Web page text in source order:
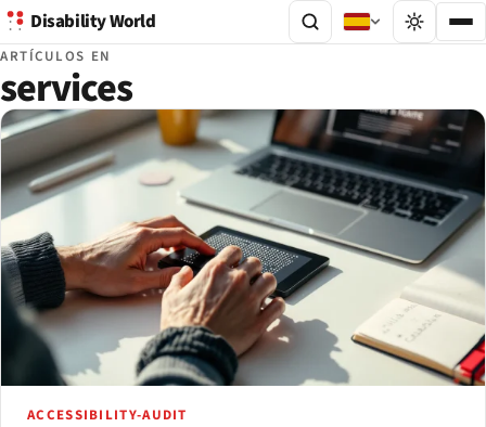
Disability World
ARTÍCULOS EN
services
ACCESSIBILITY-AUDIT